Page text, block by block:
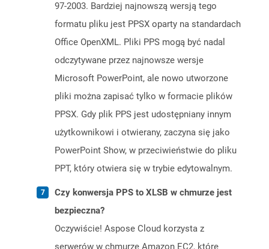
97-2003. Bardziej najnowszą wersją tego
formatu pliku jest PPSX oparty na standardach
Office OpenXML. Pliki PPS mogą być nadal
odczytywane przez najnowsze wersje
Microsoft PowerPoint, ale nowo utworzone
pliki można zapisać tylko w formacie plików
PPSX. Gdy plik PPS jest udostępniany innym
użytkownikowi i otwierany, zaczyna się jako
PowerPoint Show, w przeciwieństwie do pliku
PPT, który otwiera się w trybie edytowalnym.
Czy konwersja PPS to XLSB w chmurze jest
bezpieczna?
Oczywiście! Aspose Cloud korzysta z
serwerów w chmurze Amazon EC2, które